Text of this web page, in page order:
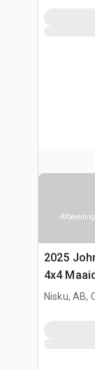
2025
4x4
Nisku, AB,